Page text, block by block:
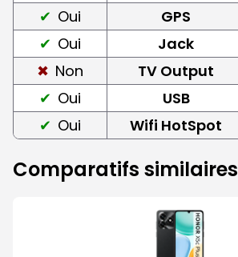
Oui GPS
Oui
Jack
Non
TV Output
Oui
USB
Oui
Wifi HotSpot
Comparatifs similaires